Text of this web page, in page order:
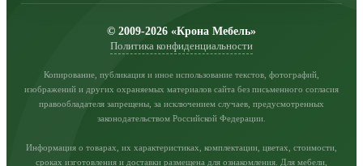
© 2009-2026 «Крона Мебель»
Политика конфиденциальности
Копирование, публикация и иное использование текстов, фотографий,
изображений и других охраняемых материалов сайта без письменного согласия
правообладателя запрещены, за исключением случаев, предусмотренных
законодательством Российской Федерации.
Информация о товарах, их характеристиках, комплектации, цветах, стоимости,
сроках изготовления и доставки размещена для ознакомления. Для мебели,